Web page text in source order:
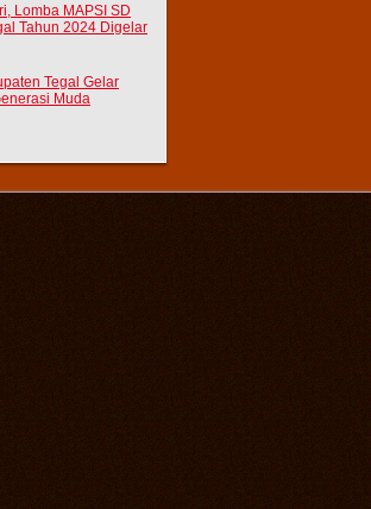
Lomba MAPSI SD
Tahun 2024 Digelar
Tegal Gelar
Muda